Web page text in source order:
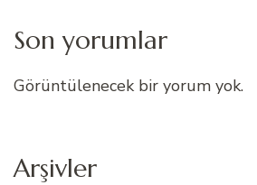
Son yorumlar
Görüntülenecek bir yorum yok.
Arşivler